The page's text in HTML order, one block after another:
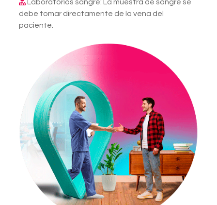
Laboratorios sangre: La muestra de sangre se
debe tomar directamente de la vena del
paciente.